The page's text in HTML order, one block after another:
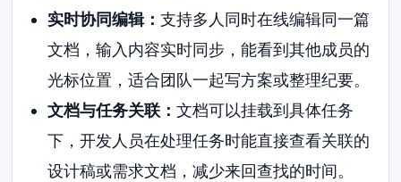
实时协同编辑： 支持多人同时在线编辑同一篇
文档，输入内容实时同步，能看到其他成员的
光标位置，适合团队一起写方案或整理纪要。
文档与任务关联： 文档可以挂载到具体任务
下，开发人员在处理任务时能直接查看关联的
设计稿或需求文档，减少来回查找的时间。